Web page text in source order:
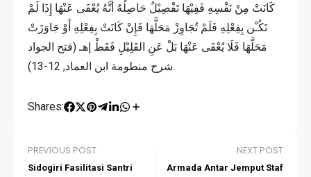
كَانَتْ مِنْ نَفْسِهِ فَفِيْهَا تَفْصِيْلٌ حَاصِلُهُ أَنَّهُ يُعْفَى عَنْهَا إِذَا لَمْ
تَكُـْن بِفِعْلِهِ فَلَمْ تُجَاوِزْ مَحَلَّهَا فَإِنْ كَانَتْ بِفِعْلِهِ أَوْ جَاوَزَتْ
مَحَلَّهَا فَلَا يُعْفَى عَنْهَا بَلْ عَنِ القَلِيْلِ فَقَطْ إهـ (فتح الجواد
شرح منطومة ابن العماد, 12-13).
Shares:
PREVIOUS POST
Sidogiri Fasilitasi Santri
NEXT POST
Armada Antar Jemput Staf